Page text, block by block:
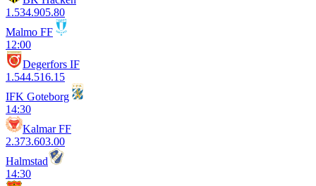
1.534.905.80
Malmo FF
12:00
Degerfors IF
1.544.516.15
IFK Goteborg
14:30
Kalmar FF
2.373.603.00
Halmstad
14:30